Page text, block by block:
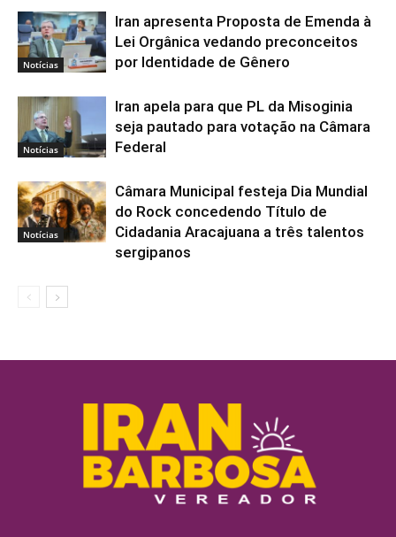
Notícias
Iran apresenta Proposta de Emenda à
Lei Orgânica vedando preconceitos
por Identidade de Gênero
Notícias
Iran apela para que PL da Misoginia
seja pautado para votação na Câmara
Federal
Notícias
Câmara Municipal festeja Dia Mundial
do Rock concedendo Título de
Cidadania Aracajuana a três talentos
sergipanos